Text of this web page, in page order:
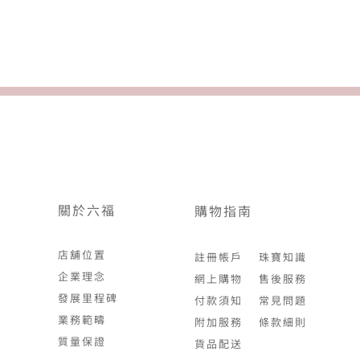
關於六福
店舖位置
企業理念
發展里程碑
業務範疇
質量保證
購物指南
註冊帳戶
網上購物
付款須知
附加服務
貨品配送
珠寶知識
售後服務
常見問題
條款細則